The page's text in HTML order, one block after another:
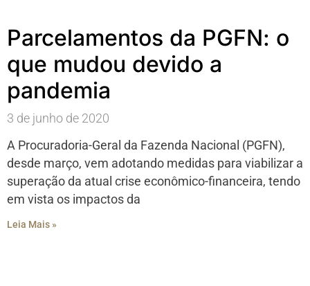
Parcelamentos da PGFN: o
que mudou devido a
pandemia
3 de junho de 2020
A Procuradoria-Geral da Fazenda Nacional (PGFN),
desde março, vem adotando medidas para viabilizar a
superação da atual crise econômico-financeira, tendo
em vista os impactos da
Leia Mais »